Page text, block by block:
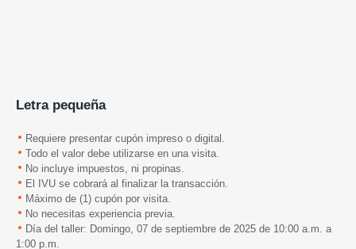
Letra pequeña
Requiere presentar cupón impreso o digital.
Todo el valor debe utilizarse en una visita.
No incluye impuestos, ni propinas.
El IVU se cobrará al finalizar la transacción.
Máximo de (1) cupón por visita.
No necesitas experiencia previa.
Día del taller: Domingo, 07 de septiembre de 2025 de 10:00 a.m. a
1:00 p.m.